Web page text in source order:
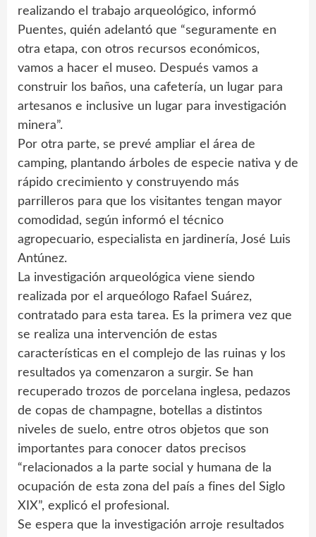
realizando el trabajo arqueológico, informó
Puentes, quién adelantó que “seguramente en
otra etapa, con otros recursos económicos,
vamos a hacer el museo. Después vamos a
construir los baños, una cafetería, un lugar para
artesanos e inclusive un lugar para investigación
minera”.
Por otra parte, se prevé ampliar el área de
camping, plantando árboles de especie nativa y de
rápido crecimiento y construyendo más
parrilleros para que los visitantes tengan mayor
comodidad, según informó el técnico
agropecuario, especialista en jardinería, José Luis
Antúnez.
La investigación arqueológica viene siendo
realizada por el arqueólogo Rafael Suárez,
contratado para esta tarea. Es la primera vez que
se realiza una intervención de estas
características en el complejo de las ruinas y los
resultados ya comenzaron a surgir. Se han
recuperado trozos de porcelana inglesa, pedazos
de copas de champagne, botellas a distintos
niveles de suelo, entre otros objetos que son
importantes para conocer datos precisos
“relacionados a la parte social y humana de la
ocupación de esta zona del país a fines del Siglo
XIX”, explicó el profesional.
Se espera que la investigación arroje resultados